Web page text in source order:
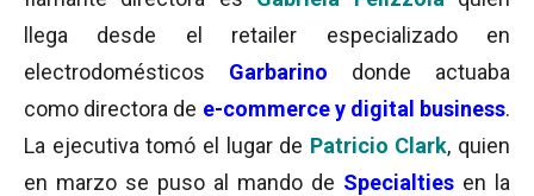
llega desde el retailer especializado en
electrodomésticos Garbarino
donde actuaba
como directora de e-commerce y digital business.
La ejecutiva tomó el lugar de Patricio Clark, quien
en marzo se puso al mando de Specialties en la